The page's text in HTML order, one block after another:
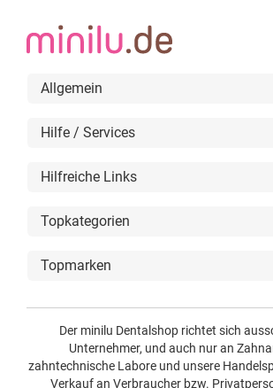
Allgemein
Hilfe / Services
Hilfreiche Links
Topkategorien
Topmarken
Der minilu Dentalshop richtet sich
Unternehmer, und auch nur an
zahntechnische Labore und unsere
Verkauf an Verbraucher bzw.